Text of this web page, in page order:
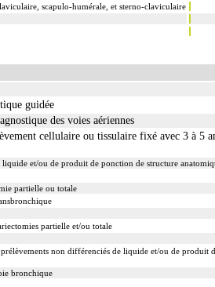
scapulo-humérale, et sterno-claviculaire
guidée
des voies aériennes
cellulaire ou tissulaire fixé avec 3 à 5
et/ou de produit de ponction de structure
partielle ou totale
partielle et/ou totale
non différenciés de liquide et/ou de produit
bronchique